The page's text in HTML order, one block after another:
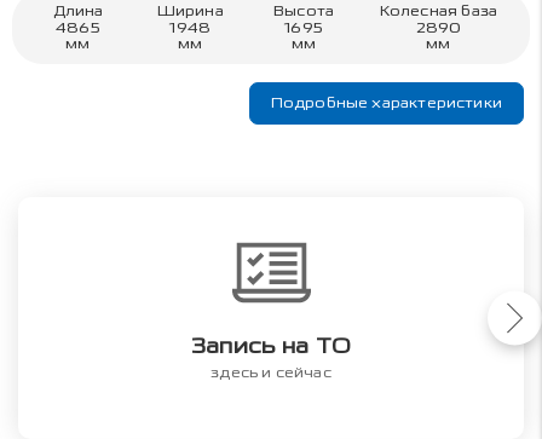
Длина
4865
мм
Ширина
1948
мм
Высота
1695
мм
Колесная база
2890
мм
Подробные характеристики
Запись на ТО
здесь и сейчас